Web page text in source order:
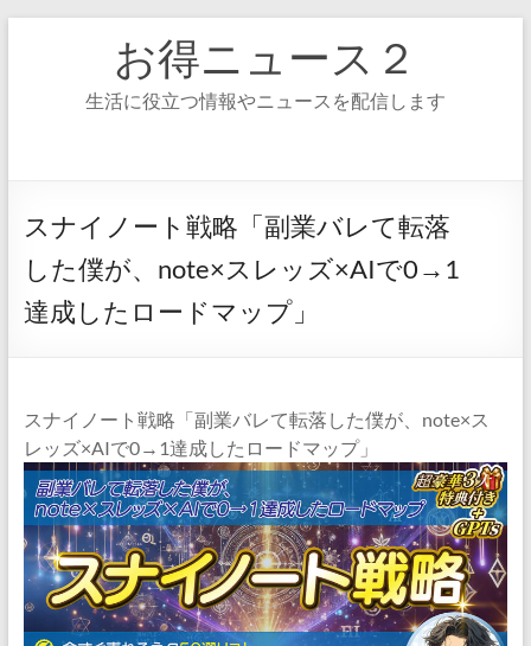
お得ニュース２
生活に役立つ情報やニュースを配信します
スナイノート戦略「副業バレて転落
した僕が、note×スレッズ×AIで0→1
達成したロードマップ」
スナイノート戦略「副業バレて転落した僕が、note×ス
レッズ×AIで0→1達成したロードマップ」